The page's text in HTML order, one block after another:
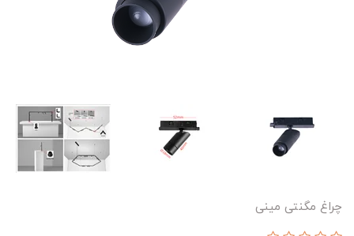
چراغ مگنتی مینی